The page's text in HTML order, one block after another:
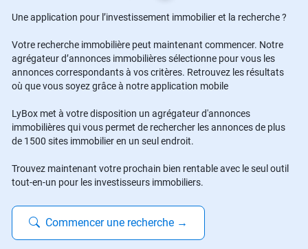
Une application pour l’investissement immobilier et la recherche ?
Votre recherche immobilière peut maintenant commencer. Notre
agrégateur d’annonces immobilières sélectionne pour vous les
annonces correspondants à vos critères. Retrouvez les résultats
où que vous soyez grâce à notre application mobile
LyBox met à votre disposition un agrégateur d'annonces
immobilières qui vous permet de rechercher les annonces de plus
de 1500 sites immobilier en un seul endroit.
Trouvez maintenant votre prochain bien rentable avec le seul outil
tout-en-un pour les investisseurs immobiliers.
Commencer une recherche →